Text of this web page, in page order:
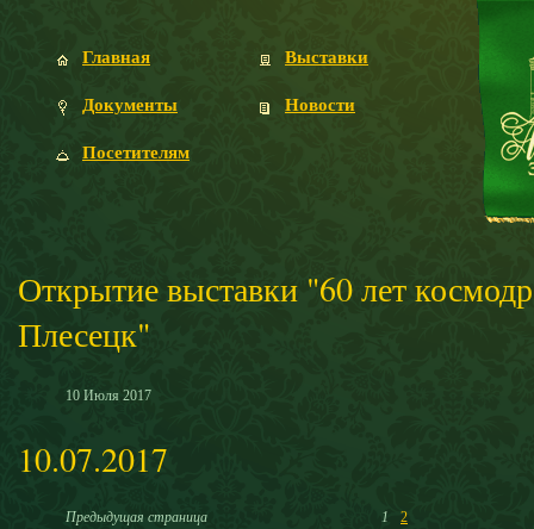
Главная
Документы
Посетителям
Выставки
Новости
Открытие выставки "60 лет
Плесецк"
10 Июля 2017
10.07.2017
Предыдущая страница 1 2